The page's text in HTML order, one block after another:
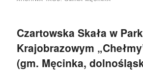
Czartowska Skała w
Krajobrazowym
(gm. Męcinka,